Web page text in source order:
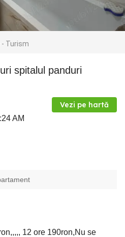
- Turism
spitalul panduri
Vezi pe hartă
AM
12 ore 190ron,Nu se